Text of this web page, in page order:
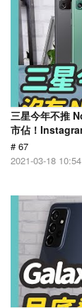
三星今年不推
市佔！
# 67
2021-03-18 10:54